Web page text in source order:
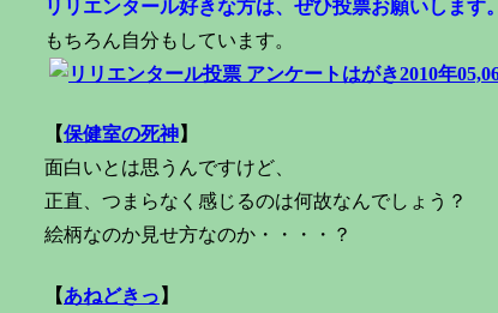
リリエンタール好きな方は、ぜひ投票お願いします。
もちろん自分もしています。
【保健室の死神】
面白いとは思うんですけど、
正直、つまらなく感じるのは何故なんでしょう？
絵柄なのか見せ方なのか・・・・？
【あねどきっ 】